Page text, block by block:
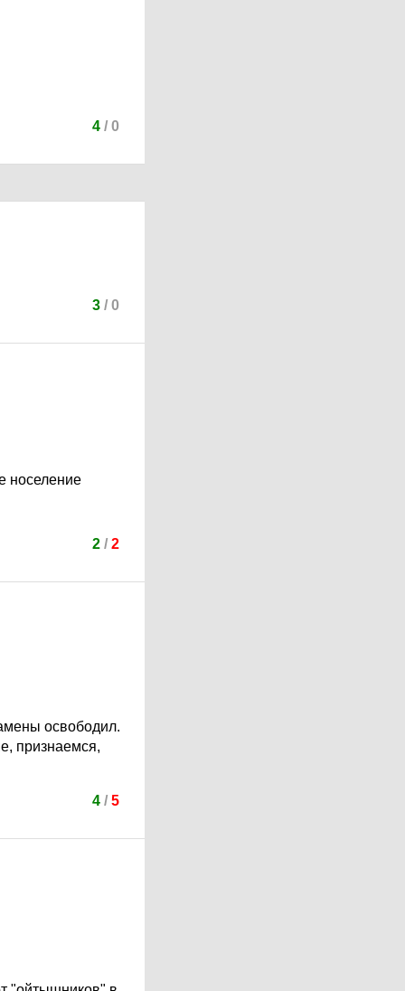
4/ 0
3/ 0
носеление
2/ 2
освободил.
признаемся,
4/ 5